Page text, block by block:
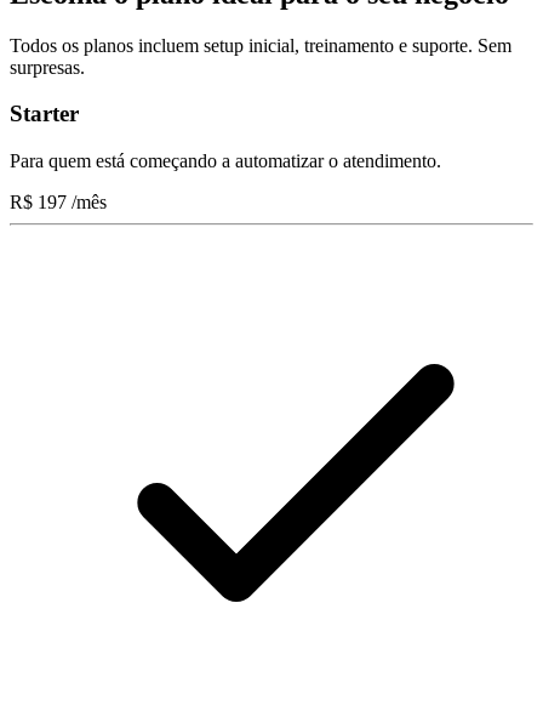
Todos os planos incluem setup inicial, treinamento e suporte. Sem
surpresas.
Starter
Para quem está começando a automatizar o atendimento.
R$ 197 /mês